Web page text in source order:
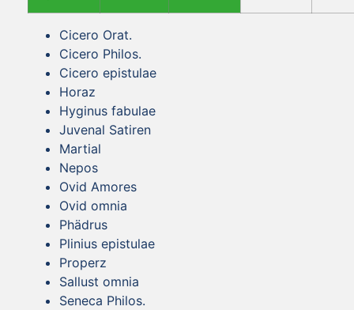
Cicero Orat.
Cicero Philos.
Cicero epistulae
Horaz
Hyginus fabulae
Juvenal Satiren
Martial
Nepos
Ovid Amores
Ovid omnia
Phädrus
Plinius epistulae
Properz
Sallust omnia
Seneca Philos.